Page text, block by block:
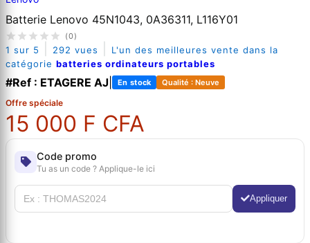
Batterie Lenovo 45N1043, 0A36311, L116Y01
(0)
1 sur 5 292 vues
L'un des meilleures vente dans la
catégorie batteries ordinateurs portables
#Ref : ETAGERE AJ En stock Qualité : Neuve
Offre spéciale
15 000 F CFA
Code promo
Tu as un code ? Applique-le ici
Appliquer